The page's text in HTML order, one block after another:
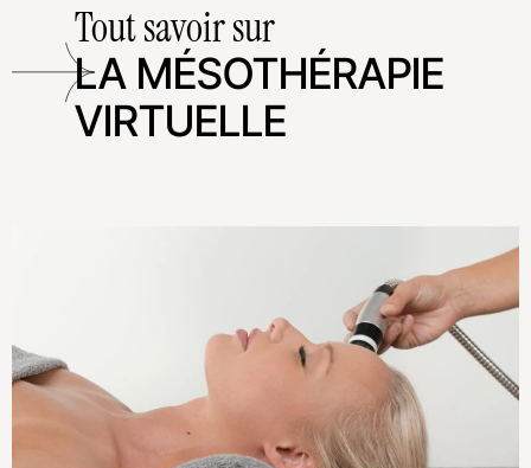
Tout savoir sur
LA MÉSOTHÉRAPIE
VIRTUELLE